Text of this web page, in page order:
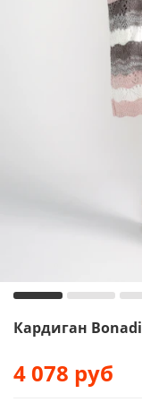
Кардиган
4 078 руб